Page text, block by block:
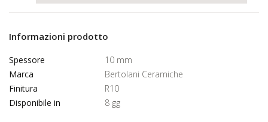
Informazioni prodotto
Spessore
10 mm
Marca
Bertolani Ceramiche
Finitura
R10
Disponibile in
8 gg